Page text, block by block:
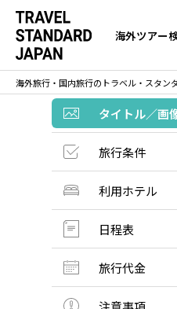
海外ツアー
海外旅行・国内旅行のトラベル・スタン
タイトル／画
旅行条件
利用ホテル
日程表
旅行代金